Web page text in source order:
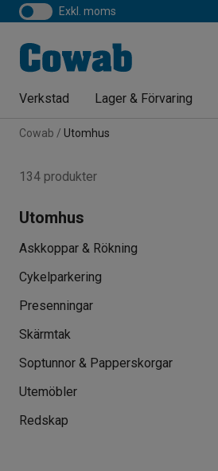
exkl. moms
Verkstad Lager & Förvaring
Cowab Utomhus
134 produkter
Utomhus
Askkoppar & Rökning
Cykelparkering
Presenningar
Skärmtak
Soptunnor & Papperskorgar
Utemöbler
Redskap